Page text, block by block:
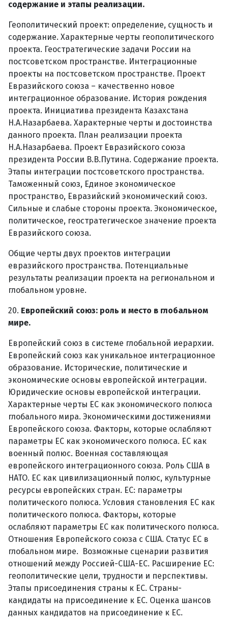
содержание и этапы реализации.
Геополитический проект: определение, сущность и
содержание. Характерные черты геополитического
проекта. Геостратегические задачи России на
постсоветском пространстве. Интеграционные
проекты на постсоветском пространстве. Проект
Евразийского союза – качественно новое
интеграционное образование. История рождения
проекта. Инициатива президента Казахстана
Н.А.Назарбаева. Характерные черты и достоинства
данного проекта. План реализации проекта
Н.А.Назарбаева. Проект Евразийского союза
президента России В.В.Путина. Содержание проекта.
Этапы интеграции постсоветского пространства.
Таможенный союз, Единое экономическое
пространство, Евразийский экономический союз.
Сильные и слабые стороны проекта. Экономическое,
политическое, геостратегическое значение проекта
Евразийского союза.
Общие черты двух проектов интеграции
евразийского пространства. Потенциальные
результаты реализации проекта на региональном и
глобальном уровне.
20. Европейский союз: роль и место в глобальном
мире.
Европейский союз в системе глобальной иерархии.
Европейский союз как уникальное интеграционное
образование. Исторические, политические и
экономические основы европейской интеграции.
Юридические основы европейской интеграции.
Характерные черты ЕС как экономического полюса
глобального мира. Экономическими достижениями
Европейского союза. Факторы, которые ослабляют
параметры ЕС как экономического полюса. ЕС как
военный полюс. Военная составляющая
европейского интеграционного союза. Роль США в
НАТО. ЕС как цивилизационный полюс, культурные
ресурсы европейских стран. ЕС: параметры
политического полюса. Условия становления ЕС как
политического полюса. Факторы, которые
ослабляют параметры ЕС как политического полюса.
Отношения Европейского союза с США. Статус ЕС в
глобальном мире. Возможные сценарии развития
отношений между Россией-США-ЕС. Расширение ЕС:
геополитические цели, трудности и перспективы.
Этапы присоединения страны к ЕС. Страны-
кандидаты на присоединение к ЕС. Оценка шансов
данных кандидатов на присоединение к ЕС.